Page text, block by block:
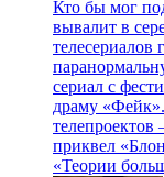
Кто бы мог
вывалит в
телесериалов
сериал с
драму
приквел
«Теории